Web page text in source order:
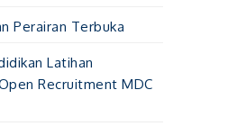
Perairan Terbuka
Latihan
Recruitment MDC